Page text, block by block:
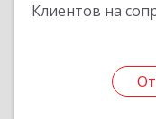
Клиентов на